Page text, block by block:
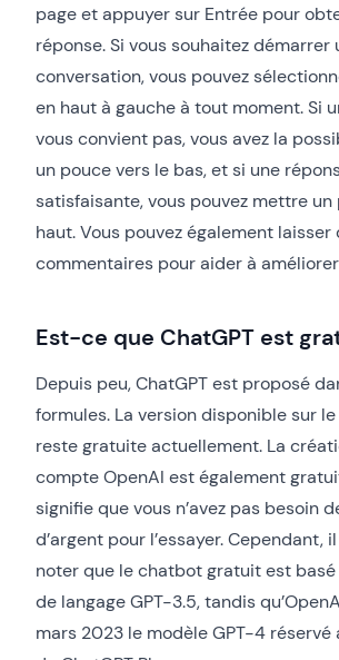
page et appuyer sur Entrée pour
réponse. Si vous souhaitez démarrer
conversation, vous pouvez
en haut à gauche à tout moment. Si
vous convient pas, vous avez la
un pouce vers le bas, et si une
satisfaisante, vous pouvez mettre un
haut. Vous pouvez également laisser
commentaires pour aider à
Est-ce que ChatGPT est
Depuis peu, ChatGPT est proposé
formules. La version disponible sur le
reste gratuite actuellement. La
compte OpenAI est également
signifie que vous n’avez pas besoin
d’argent pour l’essayer. Cependant,
noter que le chatbot gratuit est
de langage GPT-3.5, tandis
mars 2023 le modèle GPT-4